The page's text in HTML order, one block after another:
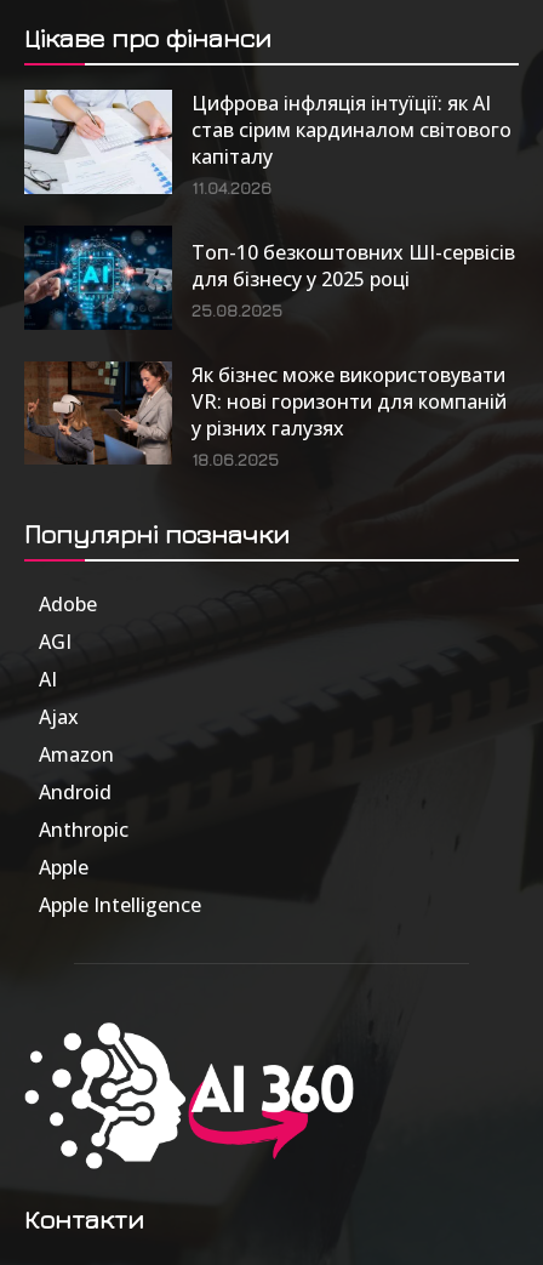
Цікаве про фінанси
Цифрова інфляція інтуїції: як AI
став сірим кардиналом світового
капіталу
11.04.2026
Топ-10 безкоштовних ШІ-сервісів
для бізнесу у 2025 році
25.08.2025
Як бізнес може використовувати
VR: нові горизонти для компаній
у різних галузях
18.06.2025
Популярні позначки
Adobe
AGI
AI
Ajax
Amazon
Android
Anthropic
Apple
Apple Intelligence
Контакти